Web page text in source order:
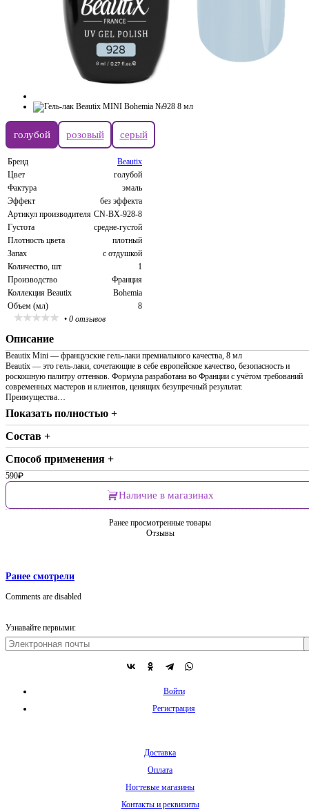
голубой розовый серый
Бренд
Beautix
Цвет
голубой
Фактура
эмаль
Эффект
без эффекта
Артикул производителя CN-BX-928-8
Густота
средне-густой
Плотность цвета
плотный
Запах
с отдушкой
Количество, шт
1
Производство
Франция
Коллекция Beautix
Bohemia
Объем (мл)
8
• 0 отзывов
Описание
Beautix Mini — французские гель-лаки премиального качества, 8 мл
Beautix — это гель-лаки, сочетающие в себе европейское качество, безопасность и
роскошную палитру оттенков. Формула разработана во Франции с учётом требований
современных мастеров и клиентов, ценящих безупречный результат.
Преимущества…
Показать полностью +
Состав +
Способ применения +
590₽
Наличие в магазинах
Ранее просмотренные товары
Отзывы
Ранее смотрели
Comments are disabled
Узнавайте первыми:
Войти
Регистрация
Доставка
Оплата
Ногтевые магазины
Контакты и реквизиты